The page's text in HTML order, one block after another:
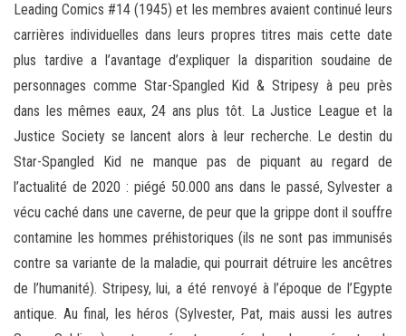
Leading Comics #14 (1945) et les membres avaient continué leurs
carrières individuelles dans leurs propres titres mais cette date
plus tardive a l’avantage d’expliquer la disparition soudaine de
personnages comme Star-Spangled Kid & Stripesy à peu près
dans les mêmes eaux, 24 ans plus tôt. La Justice League et la
Justice Society se lancent alors à leur recherche. Le destin du
Star-Spangled Kid ne manque pas de piquant au regard de
l’actualité de 2020 : piégé 50.000 ans dans le passé, Sylvester a
vécu caché dans une caverne, de peur que la grippe dont il souffre
contamine les hommes préhistoriques (ils ne sont pas immunisés
contre sa variante de la maladie, qui pourrait détruire les ancêtres
de l’humanité). Stripesy, lui, a été renvoyé à l’époque de l’Egypte
antique. Au final, les héros (Sylvester, Pat, mais aussi les autres